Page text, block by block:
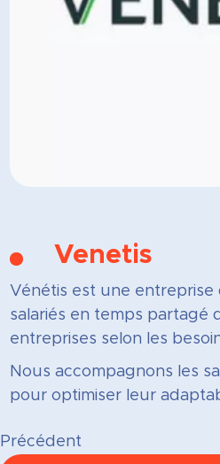
Venetis
Vénétis est une entreprise
salariés en temps partagé
entreprises selon les
Nous accompagnons les
pour optimiser leur
Précédent